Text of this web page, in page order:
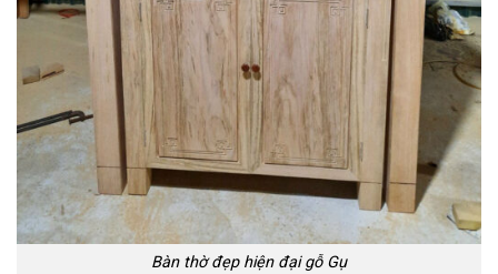
Bàn thờ đẹp hiện đại gỗ Gụ